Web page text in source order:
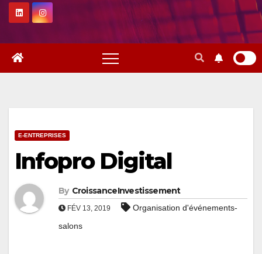
E-ENTREPRISES
Infopro Digital
By CroissanceInvestissement
FÉV 13, 2019
Organisation d'événements-
salons